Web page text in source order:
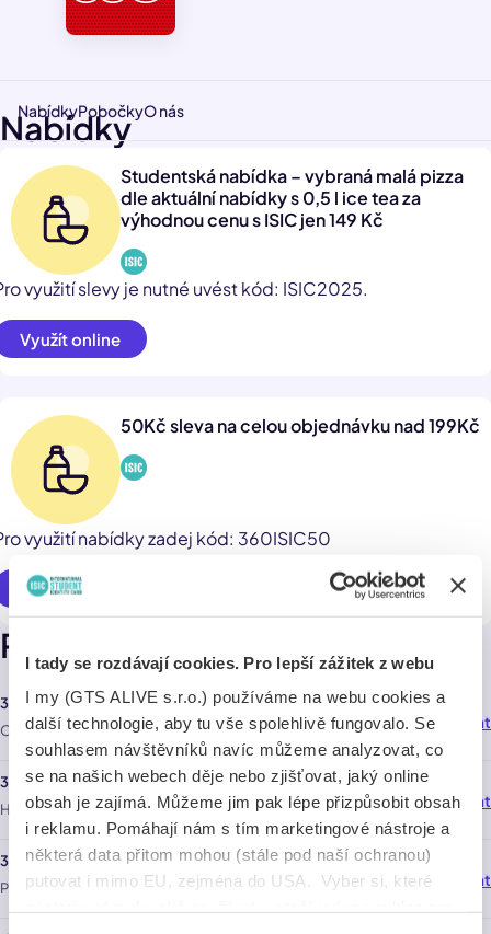
I tady se rozdávají cookies. Pro lepší zážitek z webu
I my (GTS ALIVE s.r.o.) používáme na webu cookies a
další technologie, aby tu vše spolehlivě fungovalo. Se
souhlasem návštěvníků navíc můžeme analyzovat, co
se na našich webech děje nebo zjišťovat, jaký online
obsah je zajímá. Můžeme jim pak lépe přizpůsobit obsah
i reklamu. Pomáhají nám s tím marketingové nástroje a
některá data přitom mohou (stále pod naší ochranou)
putovat i mimo EU, zejména do USA. Vyber si, které
NabídkyPobočkyO nás
Nabídky
Studentská nabídka – vybraná malá pizza
dle aktuální nabídky s 0,5 l ice tea za
výhodnou cenu s ISIC jen 149 Kč
využití slevy je nutné uvést kód: ISIC2025.
Využít online
50Kč sleva na celou objednávku nad 199Kč
využití nabídky zadej kód: 360ISIC50
Využít online
Pobočky
360pizza - OC Spektrum Čestlice
Obchodní 329 , Praha 251 01
62,0 km Navigovat
360pizza - Hornoměcholupská
Hornoměcholupská 764 , Praha 11500
64,0 km Navigovat
360pizza - Poděbradská
Poděbradská 206/57 , Praha 9 19000
70,0 km Navigovat